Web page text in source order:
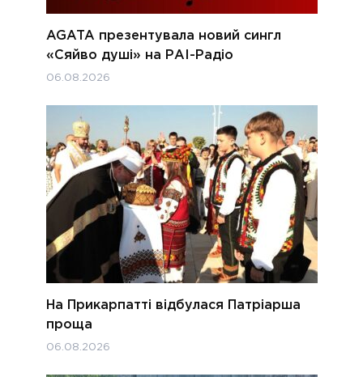
AGATA презентувала новий сингл
«Сяйво душі» на РАІ-Радіо
06.08.2026
На Прикарпатті відбулася Патріарша
проща
06.08.2026